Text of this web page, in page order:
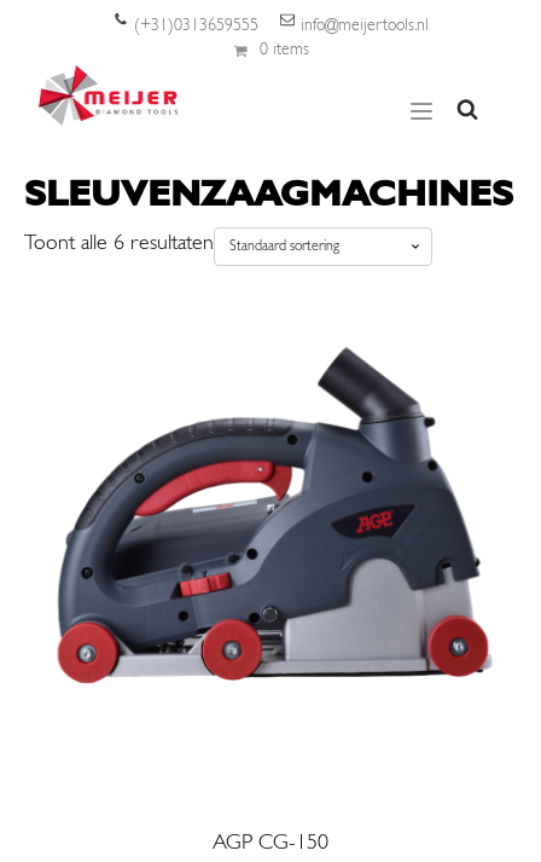
(+31)0313659555
info@meijertools.nl
0 items
SLEUVENZAAGMACHINES
Toont alle 6 resultaten
AGP CG-150